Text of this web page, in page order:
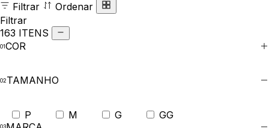
Filtrar
Ordenar
Filtrar
163 ITENS
COR
TAMANHO
P M G
GG